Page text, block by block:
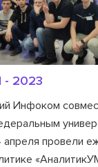
- 2023
Инфоком
апреля провели